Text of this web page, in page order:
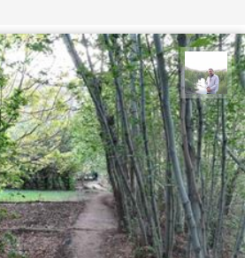
مهرداد زینلیان